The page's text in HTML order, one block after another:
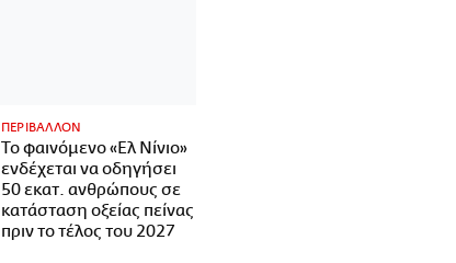
ΠΕΡΙΒΑΛΛΟΝ
Το φαινόμενο «Ελ Νίνιο»
ενδέχεται να οδηγήσει
50 εκατ. ανθρώπους σε
κατάσταση οξείας πείνας
πριν το τέλος του 2027